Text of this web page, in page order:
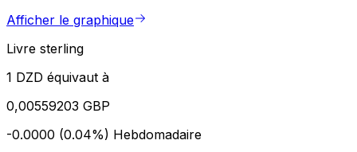
Afficher le graphique
Livre sterling
1 DZD équivaut à
0,00559203 GBP
-0.0000 (0.04%) Hebdomadaire